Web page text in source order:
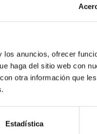
anuncios, ofrecer
haga del sitio web con
otra información que
Estadística